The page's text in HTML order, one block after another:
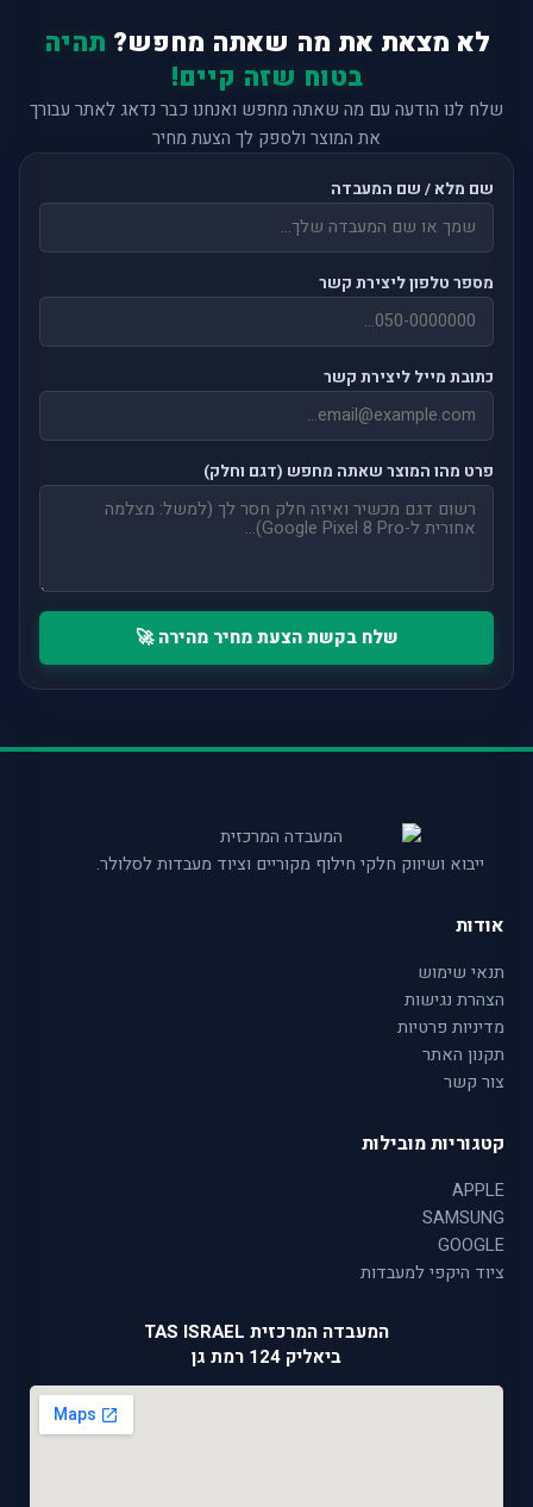
לא מצאת את מה שאתה מחפש? תהיה
בטוח שזה קיים!
שלח לנו הודעה עם מה שאתה מחפש ואנחנו כבר נדאג לאתר עבורך
את המוצר ולספק לך הצעת מחיר
שם מלא / שם המעבדה
מספר טלפון ליצירת קשר
כתובת מייל ליצירת קשר
פרט מהו המוצר שאתה מחפש (דגם וחלק)
שלח בקשת הצעת מחיר מהירה 🚀
ייבוא ושיווק חלקי חילוף מקוריים וציוד מעבדות לסלולר.
אודות
תנאי שימוש
הצהרת נגישות
מדיניות פרטיות
תקנון האתר
צור קשר
קטגוריות מובילות
APPLE
SAMSUNG
GOOGLE
ציוד היקפי למעבדות
המעבדה המרכזית TAS ISRAEL
ביאליק 124 רמת גן